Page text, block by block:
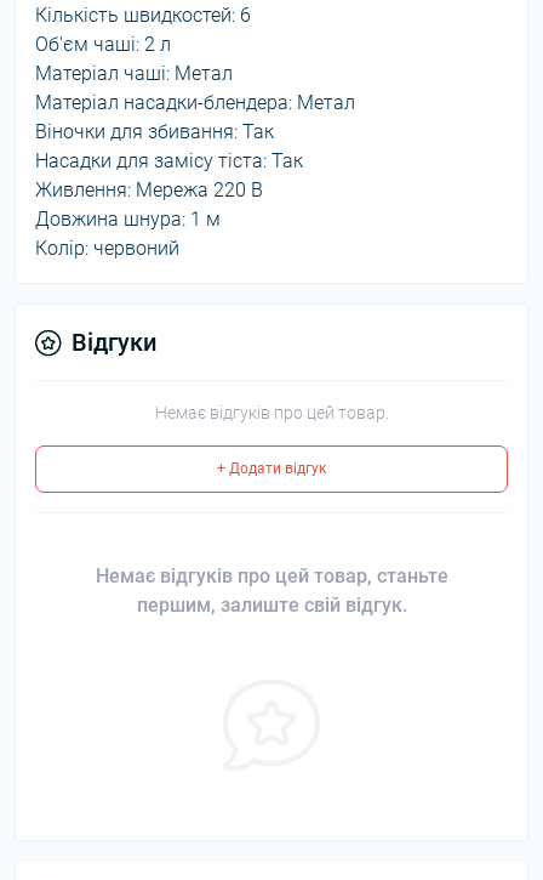
Кількість швидкостей: 6
Об'єм чаші: 2 л
Матеріал чаші: Метал
Матеріал насадки-блендера: Метал
Віночки для збивання: Так
Насадки для замісу тіста: Так
Живлення: Мережа 220 В
Довжина шнура: 1 м
Колір: червоний
Відгуки
Немає відгуків про цей товар.
+ Додати відгук
Немає відгуків про цей товар, станьте
першим, залиште свій відгук.